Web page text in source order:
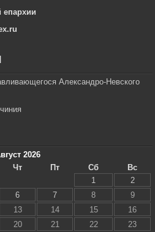
епархии
2026
Чт Пт Сб
Вс
1
2
6 7 8
9
13 14 15
16
20 21 22 23